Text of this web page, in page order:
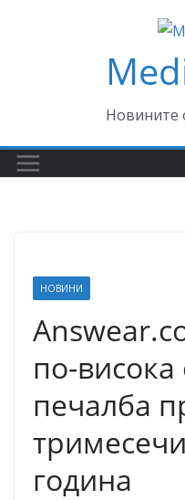
Новините
НОВИНИ
по-
печалба
година